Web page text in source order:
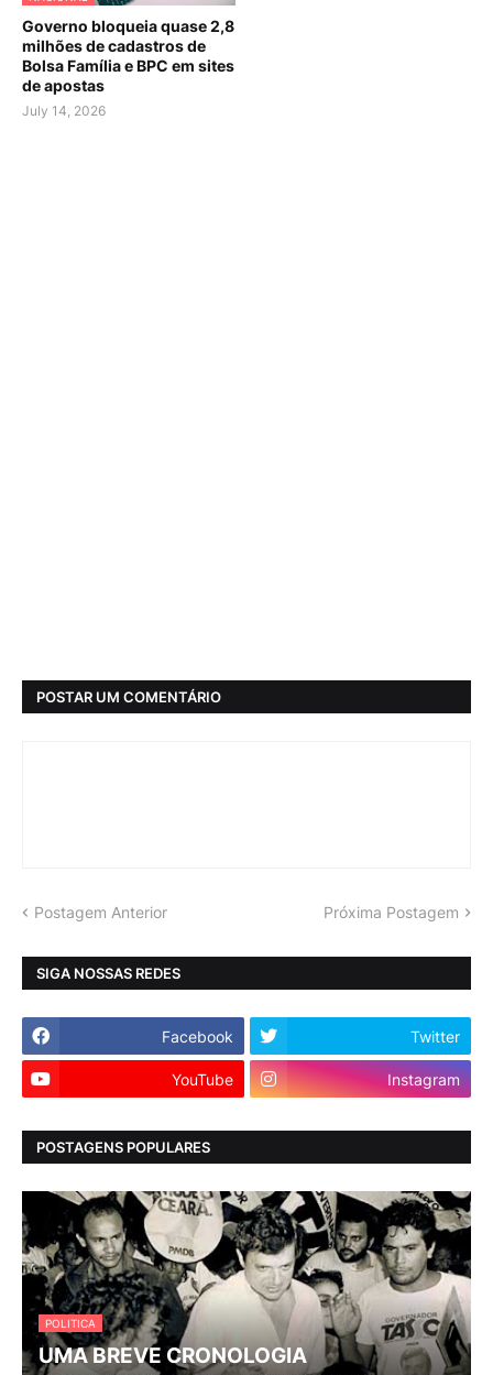
Governo bloqueia quase 2,8
milhões de cadastros de
Bolsa Família e BPC em sites
de apostas
July 14, 2026
POSTAR UM COMENTÁRIO
Postagem Anterior Próxima Postagem
SIGA NOSSAS REDES
Facebook Twitter
YouTube Instagram
POSTAGENS POPULARES
POLITICA
UMA BREVE CRONOLOGIA